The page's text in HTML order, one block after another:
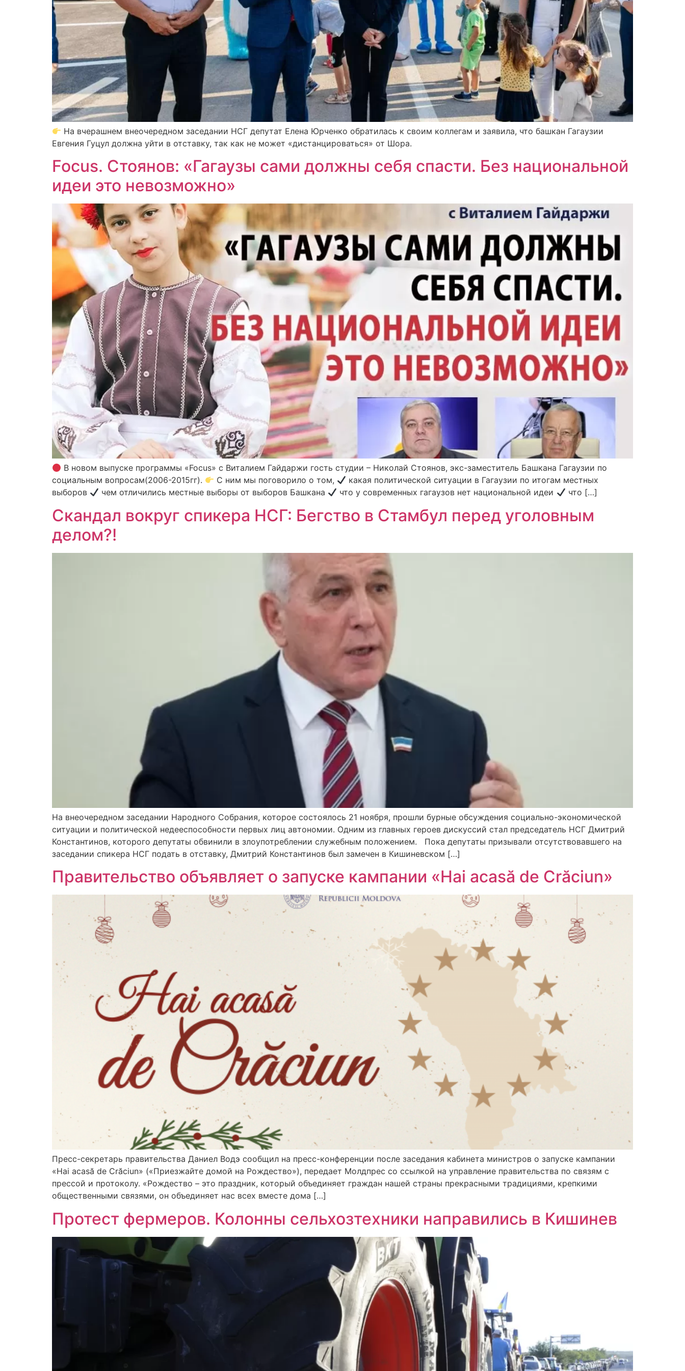
На вчерашнем внеочередном заседании НСГ депутат Елена Юрченко обратилась к своим коллегам и заявила, что башкан Гагаузии
Евгения Гуцул должна уйти в отставку, так как не может «дистанцироваться» от Шора.
Focus. Стоянов: «Гагаузы сами должны себя спасти. Без национальной
идеи это невозможно»
В новом выпуске программы «Focus» с Виталием Гайдаржи гость студии – Николай Стоянов, экс-заместитель Башкана Гагаузии по
социальным вопросам(2006-2015гг).
С ним мы поговорило о том,
какая политической ситуации в Гагаузии по итогам местных
выборов
чем отличились местные выборы от выборов Башкана что у современных гагаузов нет национальной идеи что […]
Скандал вокруг спикера НСГ: Бегство в Стамбул перед уголовным
делом?!
На внеочередном заседании Народного Собрания, которое состоялось 21 ноября, прошли бурные обсуждения социально-экономической
ситуации и политической недееспособности первых лиц автономии. Одним из главных героев дискуссий стал председатель НСГ Дмитрий
Константинов, которого депутаты обвинили в злоупотреблении служебным положением. Пока депутаты призывали отсутствовавшего на
заседании спикера НСГ подать в отставку, Дмитрий Константинов был замечен в Кишиневском […]
Правительство объявляет о запуске кампании «Hai acasă de Crăciun»
Пресс-секретарь правительства Даниел Водэ сообщил на пресс-конференции после заседания кабинета министров о запуске кампании
«Hai acasă de Crăciun» («Приезжайте домой на Рождество»), передает Молдпрес со ссылкой на управление правительства по связям с
прессой и протоколу. «Рождество – это праздник, который объединяет граждан нашей страны прекрасными традициями, крепкими
общественными связями, он объединяет нас всех вместе дома […]
Протест фермеров. Колонны сельхозтехники направились в Кишинев